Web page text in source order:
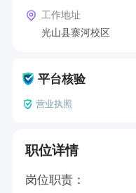
工作地址
光山县寨河校区
平台核验
营业执照
职位详情
岗位职责：